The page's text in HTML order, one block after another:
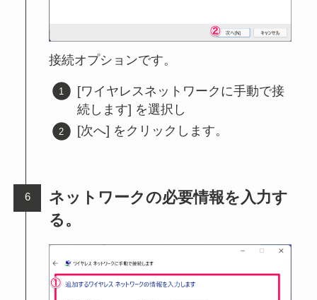
接続オプションです。
[ワイヤレスネットワークに手動で接
続します] を選択し
[次へ] をクリックします。
ネットワークの必要情報を入力す
る。